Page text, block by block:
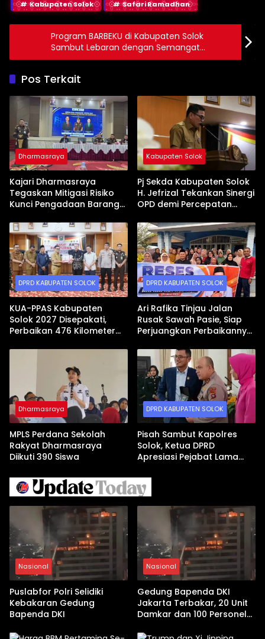
Kabupaten Solok Safari Ramadhan
Program BARBEKU di Kabupaten Solok
Sambut Lebaran dengan Semangat
Kepedulian
Pos Terkait
Dharmasraya
Kajari Dharmasraya
Tegaskan Mitigasi Risiko
Kunci Pengadaan Barang
Kabupaten Solok
Pj Sekda Kabupaten Solok
H. Jefrizal Tekankan Sinergi
OPD demi Percepatan
DPRD KABUPATEN SOLOK
KUA-PPAS Kabupaten
Solok 2027 Disepakati,
Perbaikan 476 Kilometer
DPRD KABUPATEN SOLOK
Ari Rafika Tinjau Jalan
Rusak Sawah Pasie, Siap
Perjuangkan Perbaikannya
Dharmasraya
MPLS Perdana Sekolah
Rakyat Dharmasraya
Diikuti 390 Siswa
DPRD KABUPATEN SOLOK
Pisah Sambut Kapolres
Solok, Ketua DPRD
Apresiasi Pejabat Lama
Nasional
Puslabfor Polri Selidiki
Kebakaran Gedung
Bapenda DKI
Nasional
Gedung Bapenda DKI
Jakarta Terbakar, 20 Unit
Damkar dan 100 Personel